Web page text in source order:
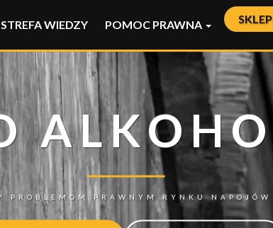
STREFA WIEDZY POMOC PRAWNA SKLEP